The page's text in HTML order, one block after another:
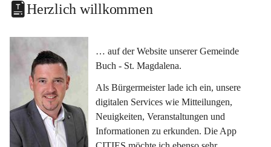
Herzlich willkommen
… auf der Website unserer Gemeinde
Buch - St. Magdalena.
Als Bürgermeister lade ich ein, unsere
digitalen Services wie Mitteilungen,
Neuigkeiten, Veranstaltungen und
Informationen zu erkunden. Die App